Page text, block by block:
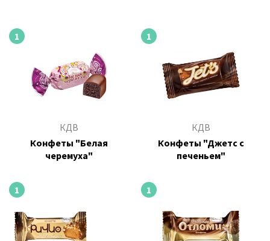
1
КДВ
Конфеты "Белая
черемуха"
1
КДВ
Конфеты "Джетс с
печеньем"
1 1